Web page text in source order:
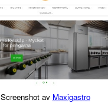
Screenshot av Maxigastro